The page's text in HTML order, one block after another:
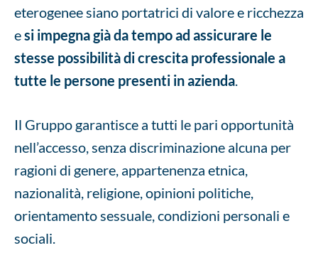
eterogenee siano portatrici di valore e ricchezza
esi impegna già da tempo ad assicurare le
stesse possibilità di crescita professionale a
tutte le persone presenti in azienda.
Il Gruppo garantisce a tutti le pari opportunità
nell’accesso, senza discriminazione alcuna per
ragioni di genere, appartenenza etnica,
nazionalità, religione, opinioni politiche,
orientamento sessuale, condizioni personali e
sociali.